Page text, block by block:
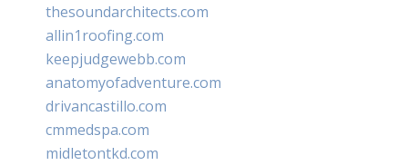
thesoundarchitects.com
allin1roofing.com
keepjudgewebb.com
anatomyofadventure.com
drivancastillo.com
cmmedspa.com
midletontkd.com